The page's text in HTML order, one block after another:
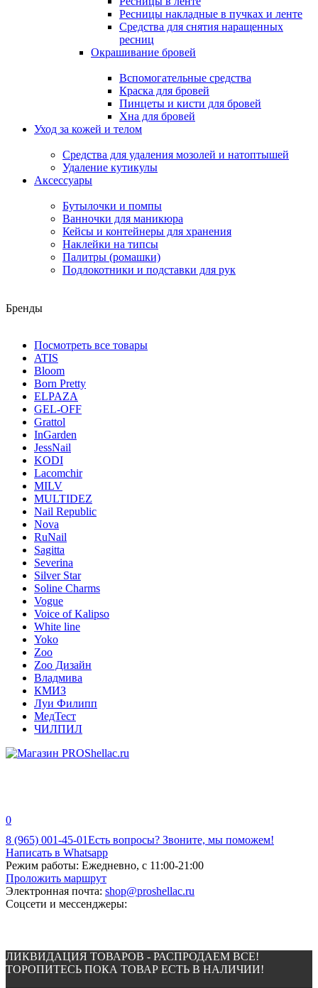
Ресницы накладные в пучках и ленте
Средства для снятия наращенных
ресниц
Окрашивание бровей
Вспомогательные средства
Краска для бровей
Пинцеты и кисти для бровей
Хна для бровей
Уход за кожей и телом
Средства для удаления мозолей и натоптышей
Удаление кутикулы
Аксессуары
Бутылочки и помпы
Ванночки для маникюра
Кейсы и контейнеры для хранения
Наклейки на типсы
Палитры (ромашки)
Подлокотники и подставки для рук
Бренды
Посмотреть все товары
ATIS
Bloom
Born Pretty
ELPAZA
GEL-OFF
Grattol
InGarden
JessNail
KODI
Lacomchir
MILV
MULTIDEZ
Nail Republic
Nova
RuNail
Sagitta
Severina
Silver Star
Soline Charms
Vogue
Voice of Kalipso
White line
Yoko
Zoo
Zoo Дизайн
Владмива
КМИЗ
Луи Филипп
МедТест
ЧИЛПИЛ
0
8 (965) 001-45-01Есть вопросы? Звоните, мы поможем!
Написать в Whatsapp
Режим работы: Ежедневно, с 11:00-21:00
Проложить маршрут
Электронная почта: shop@proshellac.ru
Соцсети и мессенджеры:
ЛИКВИДАЦИЯ ТОВАРОВ - РАСПРОДАЕМ ВСЕ!
ТОРОПИТЕСЬ ПОКА ТОВАР ЕСТЬ В НАЛИЧИИ!